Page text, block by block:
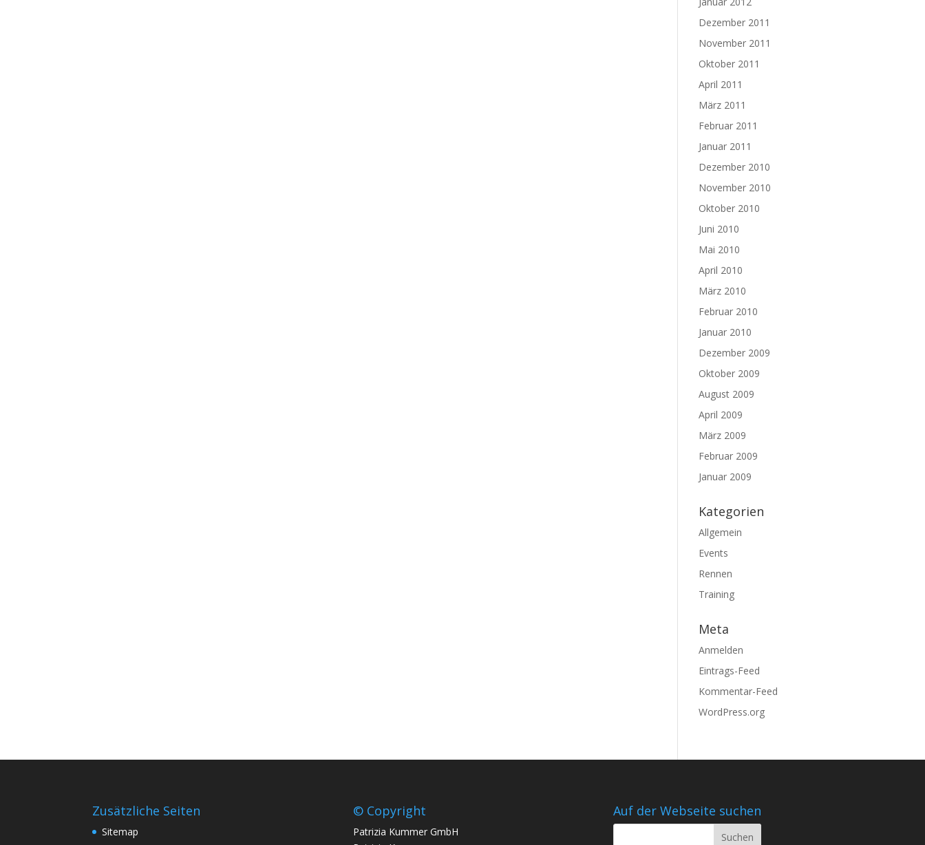
Dezember 2011
November 2011
Oktober 2011
April 2011
März 2011
Februar 2011
Januar 2011
Dezember 2010
November 2010
Oktober 2010
Juni 2010
Mai 2010
April 2010
März 2010
Februar 2010
Januar 2010
Dezember 2009
Oktober 2009
August 2009
April 2009
März 2009
Februar 2009
Januar 2009
Kategorien
Allgemein
Events
Rennen
Training
Meta
Anmelden
Eintrags-Feed
Kommentar-Feed
WordPress.org
Zusätzliche Seiten
Sitemap
© Copyright
Patrizia Kummer GmbH
Auf der Webseite suchen